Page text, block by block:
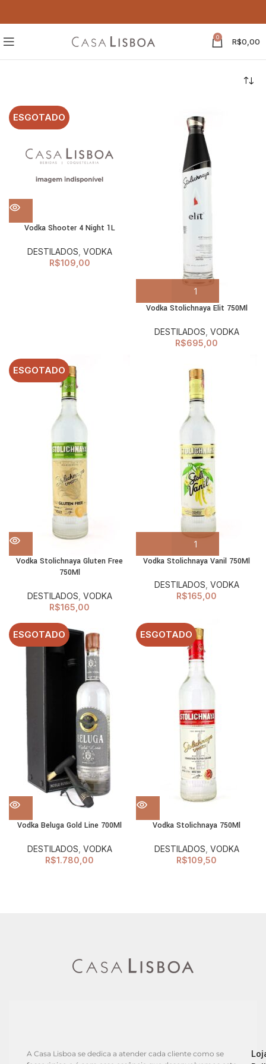
0 R$0,00
ESGOTADO
Vodka Shooter 4 Night 1L
DESTILADOS VODKA
R$109,00
Vodka Stolichnaya Elit 750Ml
DESTILADOS VODKA
R$695,00
ESGOTADO
Vodka Stolichnaya Gluten Free
750Ml
DESTILADOS VODKA
R$165,00
Vodka Stolichnaya Vanil 750Ml
DESTILADOS VODKA
R$165,00
ESGOTADO
Vodka Beluga Gold Line 700Ml
DESTILADOS VODKA
R$1.780,00
ESGOTADO
Vodka Stolichnaya 750Ml
DESTILADOS VODKA
R$109,50
A Casa Lisboa se dedica a atender cada cliente como se